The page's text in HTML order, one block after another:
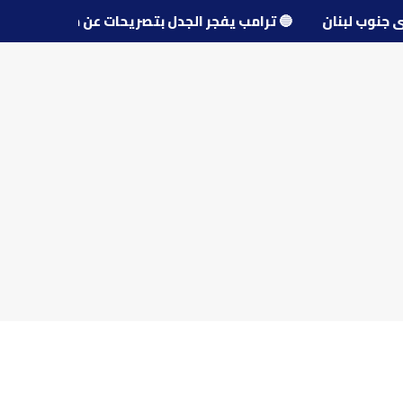
قرى جنوب لبنان 🔵ترامب يفجر الجدل بتصريحات عن